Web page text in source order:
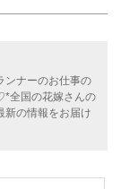
ンナーのお仕事の
全国の花嫁さんの
新の情報をお届け